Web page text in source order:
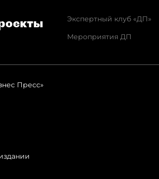
Экспертный клуб «ДП»
Мероприятия ДП
Пресс»